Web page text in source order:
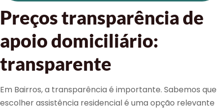
Preços transparência de
apoio domiciliário:
transparente
Em Bairros, a transparência é importante. Sabemos que
escolher assistência residencial é uma opção relevante